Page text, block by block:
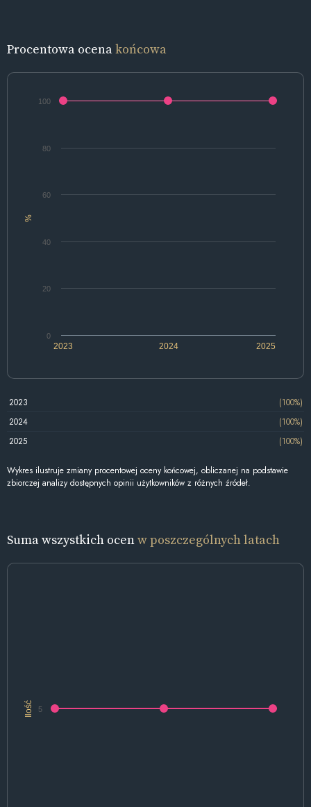
Procentowa ocenakońcowa
%
2023 2024 2025
0
20
40
60
80
100
2023
(100%)
2024
(100%)
2025
(100%)
Wykres ilustruje zmiany procentowej oceny końcowej, obliczanej na podstawie
zbiorczej analizy dostępnych opinii użytkowników z różnych źródeł.
Suma wszystkich ocenw poszczególnych latach
Ilość 5